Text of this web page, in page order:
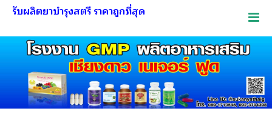
รับผลิตยาบำรุงสตรี ราคาถูกที่สุด